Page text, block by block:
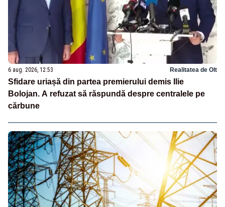
6 aug. 2026, 12:53 Realitatea de Olt
Sfidare uriașă din partea premierului demis Ilie
Bolojan. A refuzat să răspundă despre centralele pe
cărbune